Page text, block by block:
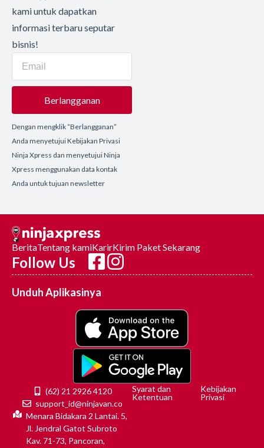
kami untuk dapatkan
informasi terbaru seputar
bisnis!
Berlangganan
Dengan mengklik “Berlangganan”
Anda menyetujui Kebijakan Privasi
Ninja Xpress dan menyetujui Ninja
Xpress menggunakan data kontak
Anda untuk tujuan newsletter
BeritaTentang kamiKarirKirim Paket Sekarang
Follow Us
Unduh Aplikasinya
(62) 21 2926 4120
support_id@ninjavan.co
Menara Bidakara 2 Lantai. 5,
Jl. Jendral Gatot Subroto
Kav. 71-73, Pancoran,
Syarat dan
Ketentuan
Kebijakan
Privasi